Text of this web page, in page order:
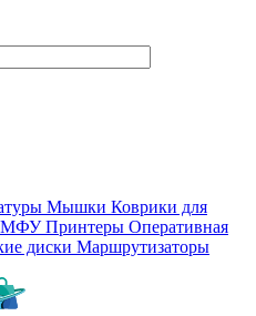
Мышки Коврики для
МФУ Принтеры Оперативная
диски Маршрутизаторы